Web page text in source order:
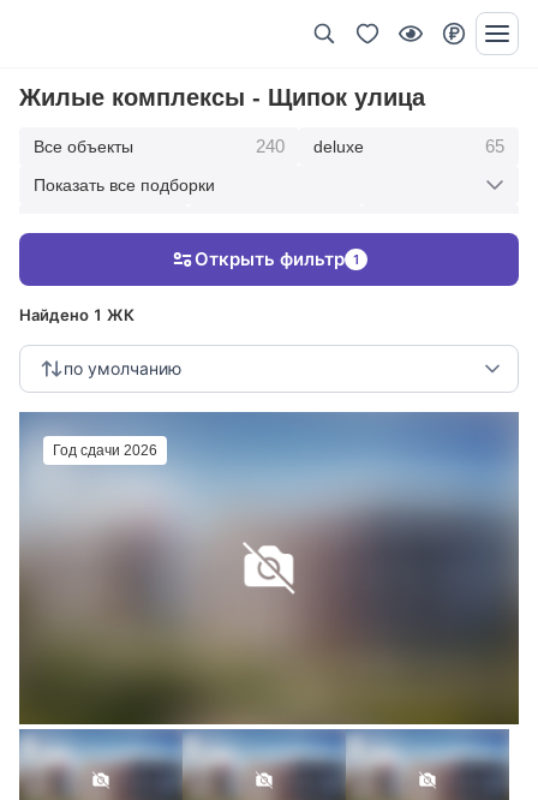
Жилые комплексы - Щипок улица
Все объекты 240 deluxe 65
123 клубные дома
Показать все подборки
Найдено 1 ЖК
по умолчанию
Открыть фильтр 1
Год сдачи 2026